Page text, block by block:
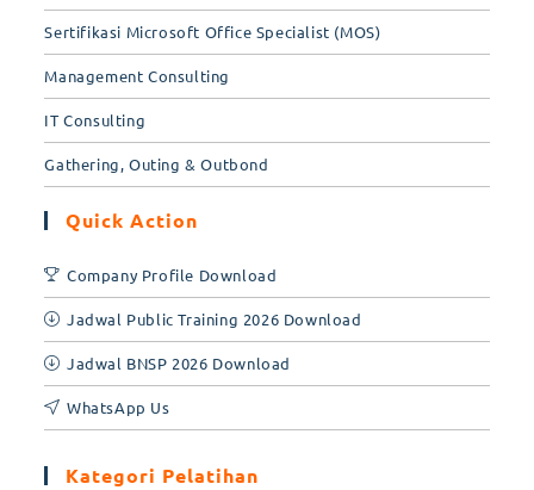
Sertifikasi Microsoft Office Specialist (MOS)
Management Consulting
IT Consulting
Gathering, Outing & Outbond
Quick Action
Company Profile Download
Jadwal Public Training 2026 Download
Jadwal BNSP 2026 Download
WhatsApp Us
Kategori Pelatihan